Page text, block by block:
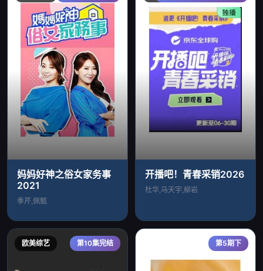
妈妈好神之俗女家务事
2021
季芹,佩甄
开播吧！青春采销2026
杜华,马天宇,柳岩
欧美综艺 第10集完结 第5期下